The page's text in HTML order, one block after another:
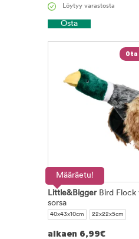
Löytyy varastosta
Osta
Ota
Määräetu!
Little&BiggerBird Flock
sorsa
40x43x10cm 22x22x5cm
alkaen 6,99€